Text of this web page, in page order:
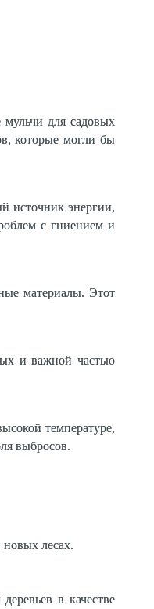
для садовых
которые могли бы
источник энергии,
с гниением и
материалы. Этот
и важной частью
температуре,
выбросов.
лесах.
в качестве